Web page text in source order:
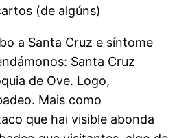
(de algúns)
a Santa Cruz e síntome
Santa Cruz
de Ove. Logo,
Mais como
que hai visible abonda